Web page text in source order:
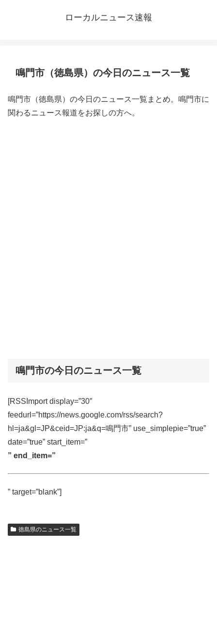
ローカルニュース速報
鳴門市（徳島県）の今日のニュース一覧
鳴門市（徳島県）の今日のニュース一覧まとめ。鳴門市に
関わるニュース報道をお探しの方へ。
鳴門市の今日のニュース一覧
[RSSImport display=”30″
feedurl=”https://news.google.com/rss/search?
hl=ja&gl=JP&ceid=JP:ja&q=鳴門市” use_simplepie=”true”
date=”true” start_item=”
” end_item=”
” target=”blank”]
徳島県のニュース一覧